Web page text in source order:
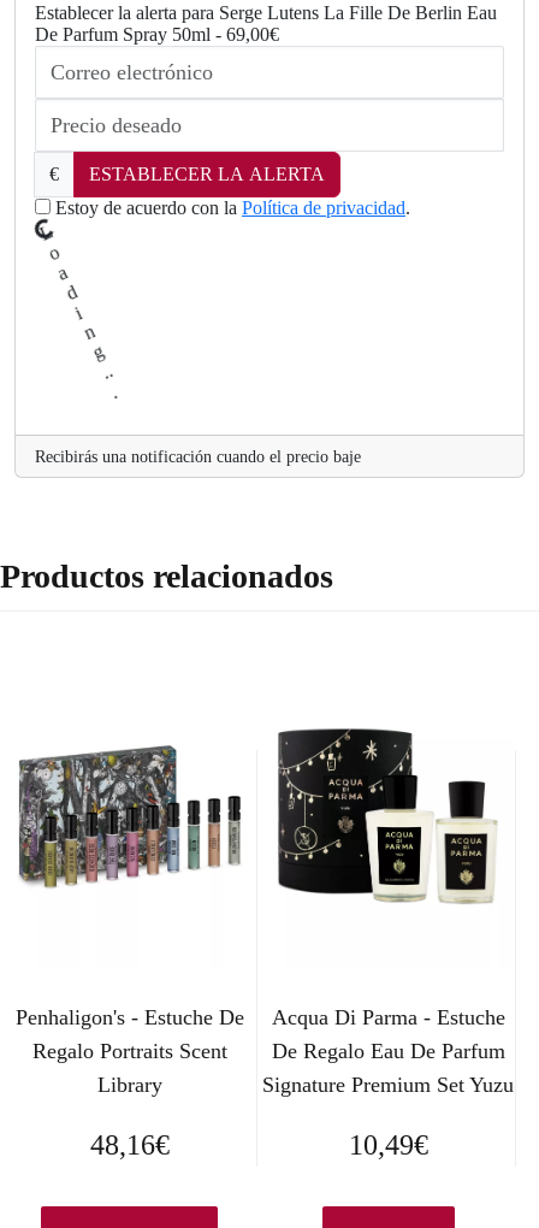
Establecer la alerta para Serge Lutens La Fille De Berlin Eau
De Parfum Spray 50ml - 69,00€
€
ESTABLECER LA ALERTA
Estoy de acuerdo con la Política de privacidad.
L
o
a
d
i
n
g
..
.
Recibirás una notificación cuando el precio baje
Productos relacionados
Penhaligon's - Estuche De
Regalo Portraits Scent
Library
48,16€
Acqua Di Parma - Estuche
De Regalo Eau De Parfum
Signature Premium Set Yuzu
10,49€